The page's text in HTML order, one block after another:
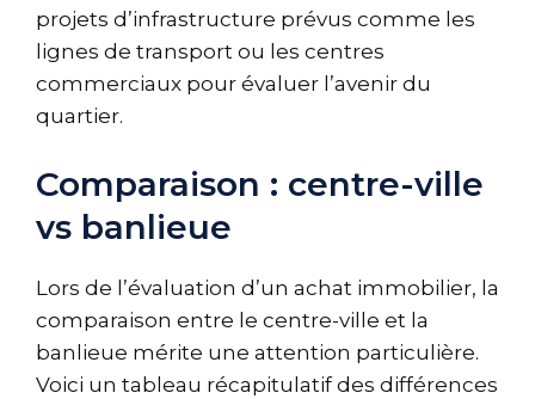
projets d’infrastructure prévus comme les
lignes de transport ou les centres
commerciaux pour évaluer l’avenir du
quartier.
Comparaison : centre-ville
vs banlieue
Lors de l’évaluation d’un achat immobilier, la
comparaison entre le centre-ville et la
banlieue mérite une attention particulière.
Voici un tableau récapitulatif des différences